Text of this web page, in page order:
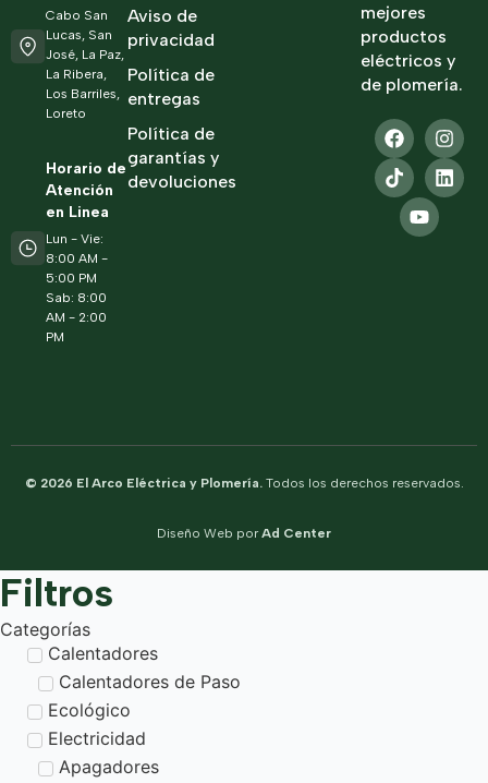
mejores
productos
eléctricos y
de plomería.
Aviso de
privacidad
Política de
entregas
Política de
garantías y
devoluciones
Cabo San
Lucas, San
José, La Paz,
La Ribera,
Los Barriles,
Loreto
Horario de
Atención
en Linea
Lun - Vie:
8:00 AM -
5:00 PM
Sab: 8:00
AM - 2:00
PM
© 2026 El Arco Eléctrica y Plomería.Todos los derechos reservados.
Diseño Web porAd Center
Filtros
Categorías
Calentadores
Calentadores de Paso
Ecológico
Electricidad
Apagadores